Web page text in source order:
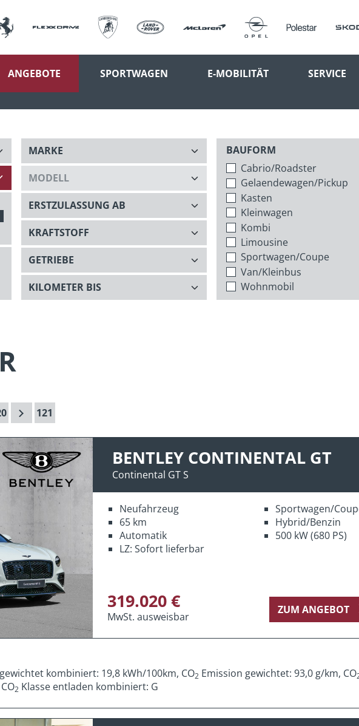
ANGEBOTE SPORTWAGEN E-MOBILITÄT SERVICE
BAUFORM
Cabrio/Roadster
Gelaendewagen/Pickup
Kasten
Kleinwagen
Kombi
Limousine
Sportwagen/Coupe
Van/Kleinbus
Wohnmobil
121
BENTLEY CONTINENTAL GT
Continental GT S
Neufahrzeug
65 km
Automatik
LZ: Sofort lieferbar
Sportwagen/
Hybrid/Benzin
500 kW (680 PS)
319.020 €
MwSt. ausweisbar
ZUM ANGEBOT
kombiniert: 19,8 kWh/100km, CO2 Emission gewichtet: 93,0 g/km, CO
2 Klasse entladen kombiniert: G